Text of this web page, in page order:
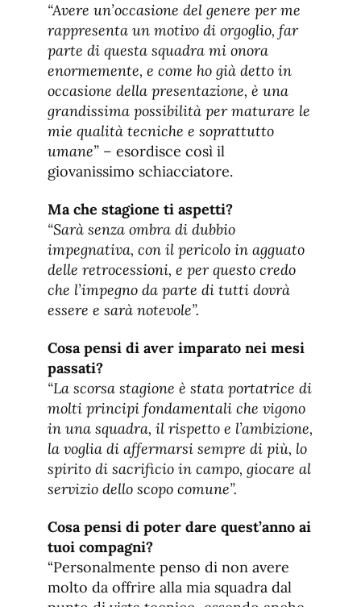
“Avere un’occasione del genere per me
rappresenta un motivo di orgoglio, far
parte di questa squadra mi onora
enormemente, e come ho già detto in
occasione della presentazione, è una
grandissima possibilità per maturare le
mie qualità tecniche e soprattutto
umane” – esordisce così il
giovanissimo schiacciatore.
Ma che stagione ti aspetti?
“Sarà senza ombra di dubbio
impegnativa, con il pericolo in agguato
delle retrocessioni, e per questo credo
che l’impegno da parte di tutti dovrà
essere e sarà notevole”.
Cosa pensi di aver imparato nei mesi
passati?
“La scorsa stagione è stata portatrice di
molti principi fondamentali che vigono
in una squadra, il rispetto e l’ambizione,
la voglia di affermarsi sempre di più, lo
spirito di sacrificio in campo, giocare al
servizio dello scopo comune”.
Cosa pensi di poter dare quest’anno ai
tuoi compagni?
“Personalmente penso di non avere
molto da offrire alla mia squadra dal